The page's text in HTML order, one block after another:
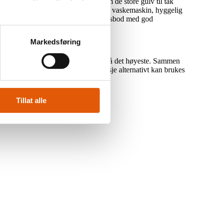
Markedsføring
Tillat alle
baderom med opplegg for vaskemaskin, hyggelig
leveres også med utvendig sportsbod med god
utsikt fra gavl.
i 2. etasje med opptil 2,8 meter på det høyeste. Sammen
TV-stuen i 2.etasje alternativt kan brukes